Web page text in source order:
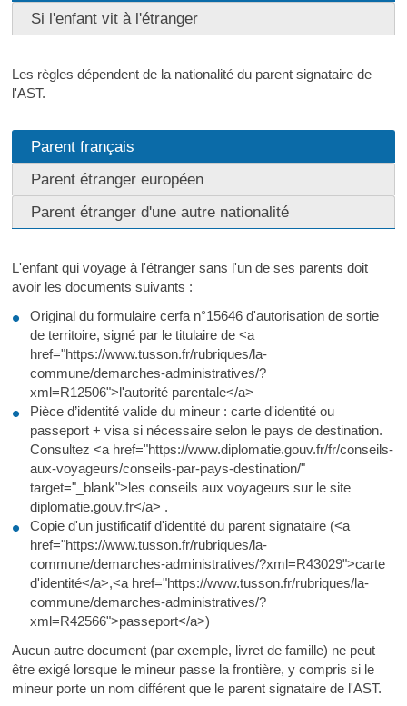
Si l'enfant vit à l'étranger
Les règles dépendent de la nationalité du parent signataire de
l'AST.
Parent français
Parent étranger européen
Parent étranger d'une autre nationalité
L'enfant qui voyage à l'étranger sans l'un de ses parents doit
avoir les documents suivants :
Original du formulaire cerfa n°15646 d'autorisation de sortie
de territoire, signé par le titulaire de <a
href="https://www.tusson.fr/rubriques/la-
commune/demarches-administratives/?
xml=R12506">l'autorité parentale</a>
Pièce d’identité valide du mineur : carte d'identité ou
passeport + visa si nécessaire selon le pays de destination.
Consultez <a href="https://www.diplomatie.gouv.fr/fr/conseils-
aux-voyageurs/conseils-par-pays-destination/"
target="_blank">les conseils aux voyageurs sur le site
diplomatie.gouv.fr</a> .
Copie d'un justificatif d'identité du parent signataire (<a
href="https://www.tusson.fr/rubriques/la-
commune/demarches-administratives/?xml=R43029">carte
d'identité</a>,<a href="https://www.tusson.fr/rubriques/la-
commune/demarches-administratives/?
xml=R42566">passeport</a>)
Aucun autre document (par exemple, livret de famille) ne peut
être exigé lorsque le mineur passe la frontière, y compris si le
mineur porte un nom différent que le parent signataire de l'AST.